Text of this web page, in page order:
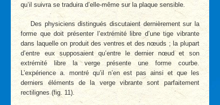
qu’il suivra se traduira d’elle-même sur la plaque sensible.
Des physiciens distingués discutaient dernièrement sur la
forme que doit présenter l’extrémité libre d’une tige vibrante
dans laquelle on produit des ventres et des nœuds ; la plupart
d’entre eux supposaient qu’entre le dernier nœud et son
extrémité libre la verge présente une forme courbe.
L’expérience a. montré qu’il n’en est pas ainsi et que les
derniers éléments de la verge vibrante sont parfaitement
rectilignes (fig. 11).